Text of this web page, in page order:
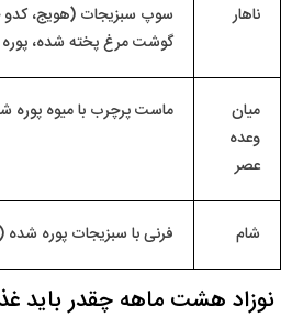
ناهار
سوپ سبزیجات (هویج، کدو
گوشت مرغ پخته شده،
میان
وعده
عصر
ماست پرچرب با میوه پوره
شام فرنی با سبزیجات پوره شده
نوزاد هشت ماهه چقدر باید